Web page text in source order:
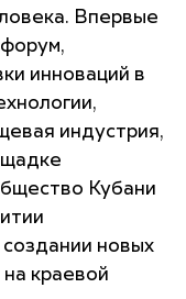
Впервые
инноваций в
индустрия,
Кубани
новых
краевой